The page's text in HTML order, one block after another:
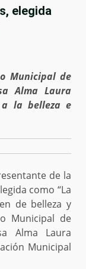
elegida
Municipal de
Alma Laura
a la belleza e
de la
como “La
de belleza y
Municipal de
Alma Laura
Municipal